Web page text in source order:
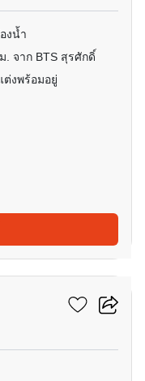
งน้ำ
. จาก BTS สุรศักดิ์
ต่งพร้อมอยู่
9